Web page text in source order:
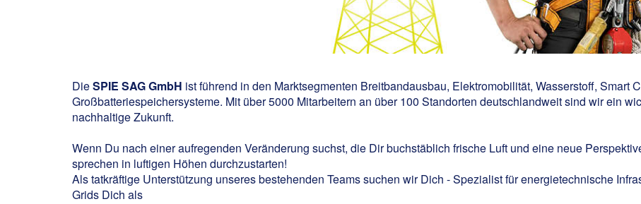
DieSPIE SAG GmbH ist führend in den Marktsegmenten Breitbandausbau, Elektromobilität, Wasserstoff, Smart
Großbatteriespeichersysteme. Mit über 5000 Mitarbeitern an über 100 Standorten deutschlandweit sind wir ein
nachhaltige Zukunft.
Wenn Du nach einer aufregenden Veränderung suchst, die Dir buchstäblich frische Luft und eine neue
sprechen in luftigen Höhen durchzustarten!
Als tatkräftige Unterstützung unseres bestehenden Teams suchen wir Dich - Spezialist für energietechnische
Grids Dich als